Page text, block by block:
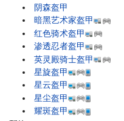
阴森盔甲
暗黑艺术家盔甲
红色骑术盔甲
渗透忍者盔甲
英灵殿骑士盔甲
星旋盔甲
星云盔甲
星尘盔甲
耀斑盔甲